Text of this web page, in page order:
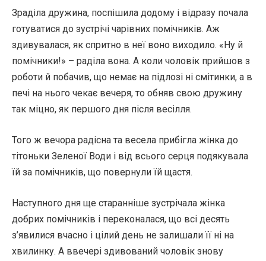
Зраділа дружина, поспішила додому і відразу почала
готуватися до зустрічі чарівних помічників. Аж
здивувалася, як спритно в неї воно виходило. «Ну й
помічники!» – раділа вона. А коли чоловік прийшов з
роботи й побачив, що немає на підлозі ні смітинки, а в
печі на нього чекає вечеря, то обняв свою дружину
так міцно, як першого дня після весілля.
Того ж вечора радісна та весела прибігла жінка до
тітоньки Зеленої Води і від всього серця подякувала
їй за помічників, що повернули їй щастя.
Наступного дня ще старанніше зустрічала жінка
добрих помічників і переконалася, що всі десять
з’явилися вчасно і цілий день не залишали її ні на
хвилинку. А ввечері здивований чоловік знову